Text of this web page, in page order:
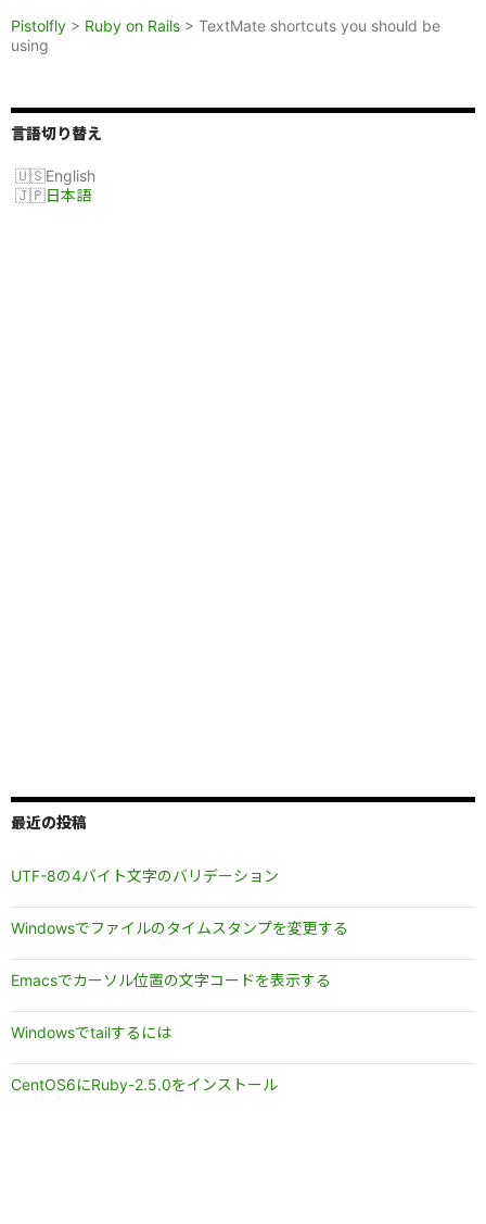
Pistolfly > Ruby on Rails > TextMate shortcuts you should be
using
言語切り替え
English
日本語
最近の投稿
UTF-8の4バイト文字のバリデーション
Windowsでファイルのタイムスタンプを変更する
Emacsでカーソル位置の文字コードを表示する
Windowsでtailするには
CentOS6にRuby-2.5.0をインストール